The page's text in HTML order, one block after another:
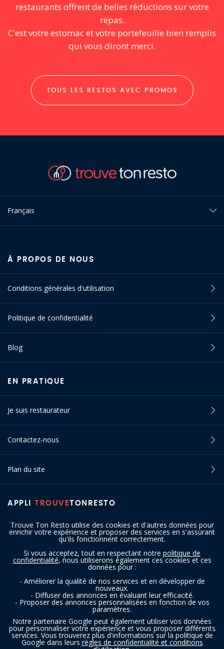
restaurants offrent de belles réductions sur votre
repas.
C'est votre estomac et votre portefeuille bien remplis
qui vous diront merci.
TOUS LES RESTOS AVEC PROMOS
Trouve Ton Resto utilise des cookies et d'autres données pour
enrichir votre expérience et proposer des services en s'assurant
qu'ils fonctionnent correctement.
Si vous acceptez, tout en respectant notre politique de
confidentialité, nous utiliserons également ces cookies et ces
données pour :
- Améliorer la qualité de nos services et en développer de
nouveaux.
- Diffuser des annonces en évaluant leur efficacité.
- Proposer des annonces personnalisées en fonction de vos
paramètres.
Notre partenaire Google peut également utiliser vos données
pour personnaliser votre expérience et vous proposer différents
services. Vous trouverez plus d'informations sur la politique de
Google dans leurs règles de confidentialité et conditions
Français
APPLI TROUVETONRESTO
À PROPOS DE NOUS
Conditions générales d'utilisation
Politique de confidentialité
Blog
EN PRATIQUE
Je suis restaurateur
Contactez-nous
Plan du site
SUIVEZ-NOUS
Copyright © 2016 - 2026 trouvetonresto.be ‐ Tous droits réservés | JDC